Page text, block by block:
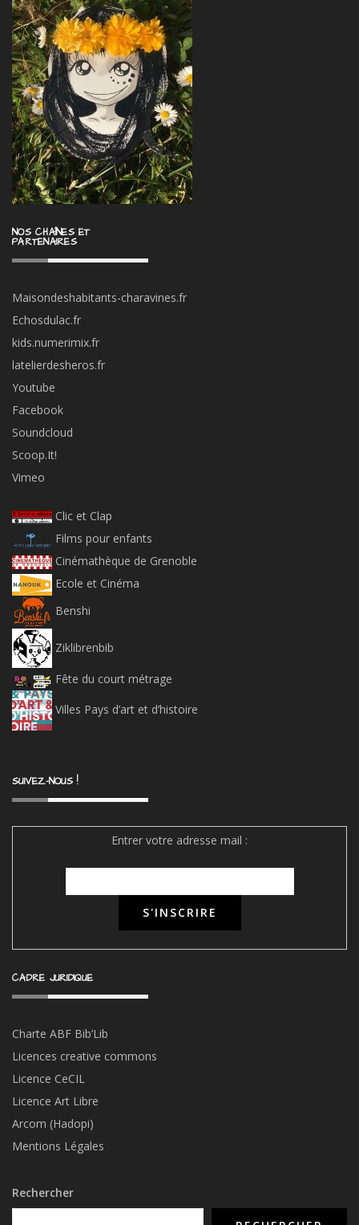
NOS CHAÎNES ET
PARTENAIRES
Maisondeshabitants-charavines.fr
Echosdulac.fr
kids.numerimix.fr
latelierdesheros.fr
Youtube
Facebook
Soundcloud
Scoop.It!
Vimeo
Clic et Clap
Films pour enfants
Cinémathèque de Grenoble
Ecole et Cinéma
Benshi
Ziklibrenbib
Fête du court métrage
Villes Pays d’art et d’histoire
SUIVEZ-NOUS !
Entrer votre adresse mail :
CADRE JURIDIQUE
Charte ABF Bib’Lib
Licences creative commons
Licence CeCIL
Licence Art Libre
Arcom (Hadopi)
Mentions Légales
Rechercher